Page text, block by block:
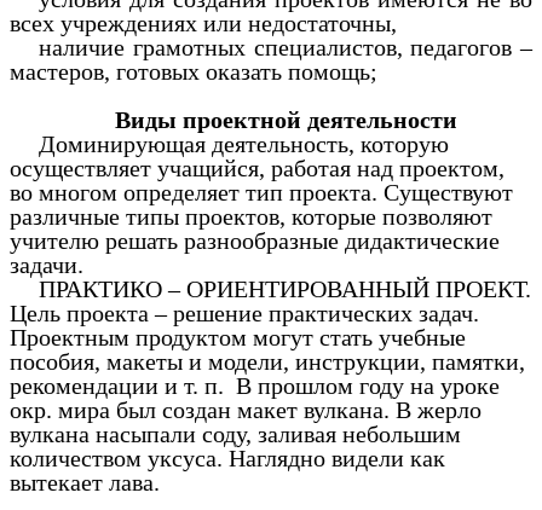
всех учреждениях или недостаточны,
наличие грамотных специалистов, педагогов –
мастеров, готовых оказать помощь;
Виды проектной деятельности
Доминирующая деятельность, которую
осуществляет учащийся, работая над проектом,
во многом определяет тип проекта. Существуют
различные типы проектов, которые позволяют
учителю решать разнообразные дидактические
задачи.
ПРАКТИКО – ОРИЕНТИРОВАННЫЙ ПРОЕКТ.
Цель проекта – решение практических задач.
Проектным продуктом могут стать учебные
пособия, макеты и модели, инструкции, памятки,
рекомендации и т. п. В прошлом году на уроке
окр. мира был создан макет вулкана. В жерло
вулкана насыпали соду, заливая небольшим
количеством уксуса. Наглядно видели как
вытекает лава.